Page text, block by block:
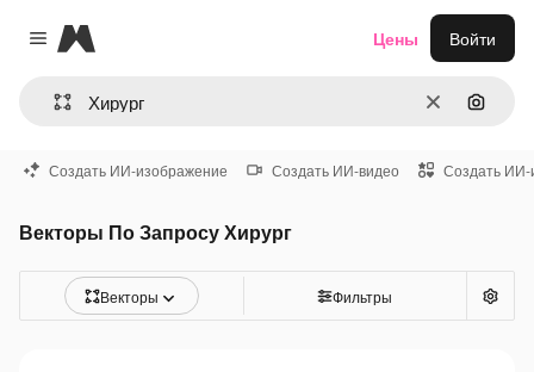
Close menu
Magnific
ОчиститьПоиск
Цены Войти
Создать ИИ-изображение Создать ИИ-видео Создать ИИ-
Векторы По Запросу Хирург
Векторы Фильтры